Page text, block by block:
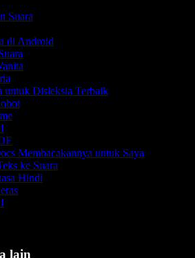
Suara
di Android
untuk Disleksia Terbaik
Membacakannya untuk Saya
ke Suara
Hindi
lain